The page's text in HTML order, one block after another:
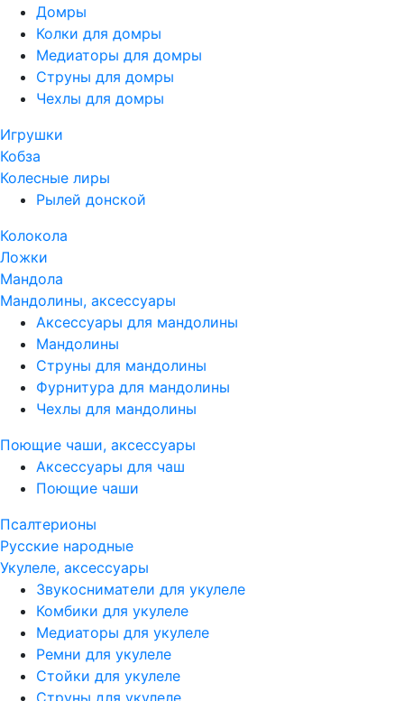
Домры
Колки для домры
Медиаторы для домры
Струны для домры
Чехлы для домры
Игрушки
Кобза
Колесные лиры
Рылей донской
Колокола
Ложки
Мандола
Мандолины, аксессуары
Аксессуары для мандолины
Мандолины
Струны для мандолины
Фурнитура для мандолины
Чехлы для мандолины
Поющие чаши, аксессуары
Аксессуары для чаш
Поющие чаши
Псалтерионы
Русские народные
Укулеле, аксессуары
Звукосниматели для укулеле
Комбики для укулеле
Медиаторы для укулеле
Ремни для укулеле
Стойки для укулеле
Струны для укулеле